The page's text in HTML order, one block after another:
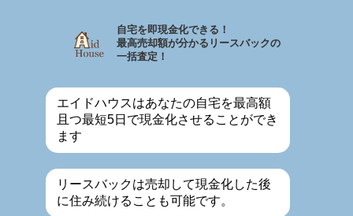
自宅を即現金化できる！
最高売却額が分かるリースバックの
一括査定！
エイドハウスはあなたの自宅を最高額
且つ最短5日で現金化させることができ
ます
リースバックは売却して現金化した後
に住み続けることも可能です。